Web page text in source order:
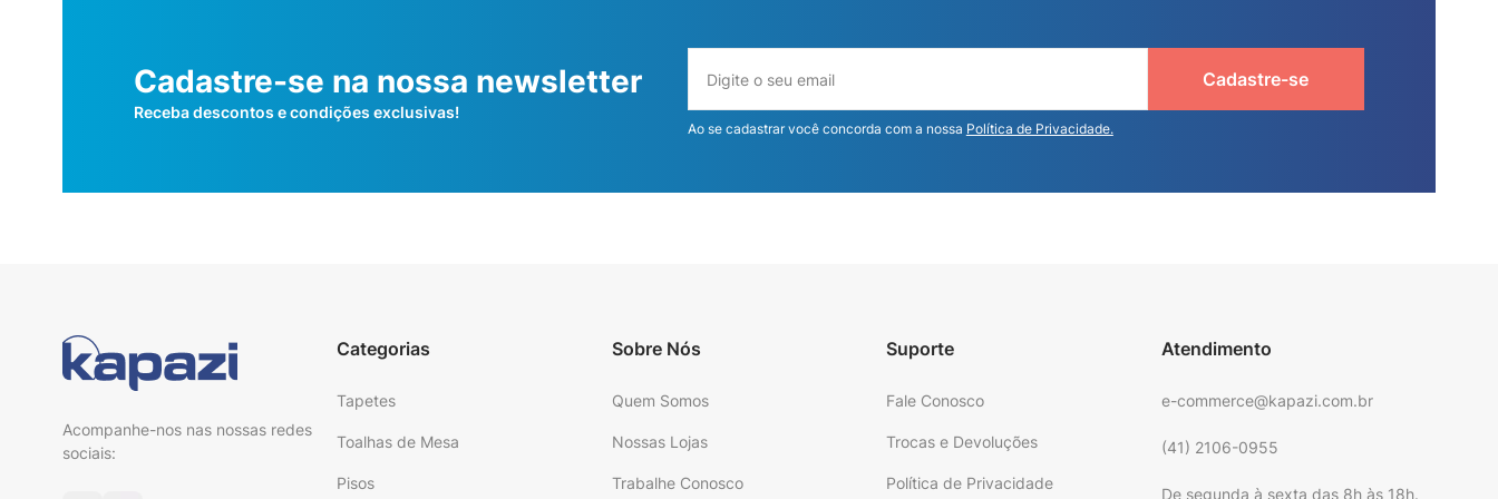
Cadastre-se na nossa newsletter
Receba descontos e condições exclusivas!
Cadastre-se
Ao se cadastrar você concorda com a nossa Política de Privacidade.
Acompanhe-nos nas nossas redes
sociais:
Categorias
Tapetes
Toalhas de Mesa
Pisos
Sobre Nós
Quem Somos
Nossas Lojas
Trabalhe Conosco
Suporte
Fale Conosco
Trocas e Devoluções
Política de Privacidade
Atendimento
e-commerce@kapazi.com.br
(41) 2106-0955
De segunda à sexta das 8h às 18h.